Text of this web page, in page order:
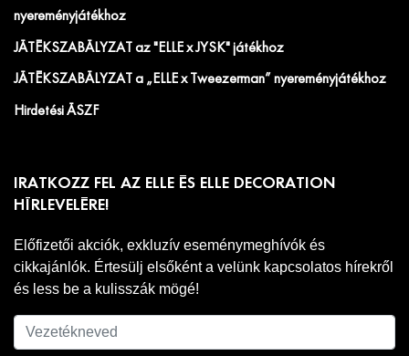
nyereményjátékhoz
JÁTÉKSZABÁLYZAT az "ELLE x JYSK" játékhoz
JÁTÉKSZABÁLYZAT a „ELLE x Tweezerman” nyereményjátékhoz
Hirdetési ÁSZF
IRATKOZZ FEL AZ ELLE ÉS ELLE DECORATION
HÍRLEVELÉRE!
Előfizetői akciók, exkluzív eseménymeghívók és
cikkajánlók. Értesülj elsőként a velünk kapcsolatos hírekről
és less be a kulisszák mögé!